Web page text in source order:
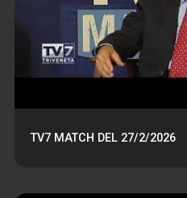
TV7 MATCH DEL 27/2/2026